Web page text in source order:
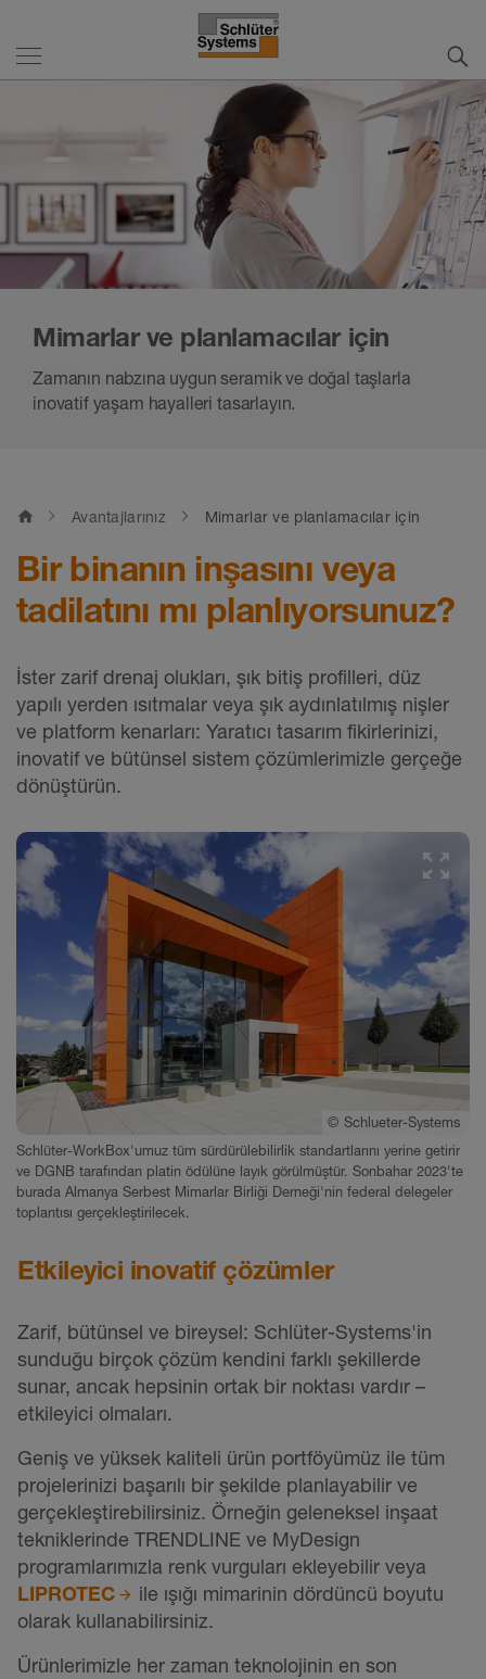
Mimarlar ve planlamacılar için
Zamanın nabzına uygun seramik ve doğal taşlarla
inovatif yaşam hayalleri tasarlayın.
home Avantajlarınız Mimarlar ve planlamacılar için
Bir binanın inşasını veya
tadilatını mı planlıyorsunuz?
İster zarif drenaj olukları, şık bitiş profilleri, düz
yapılı yerden ısıtmalar veya şık aydınlatılmış nişler
ve platform kenarları: Yaratıcı tasarım fikirlerinizi,
inovatif ve bütünsel sistem çözümlerimizle gerçeğe
dönüştürün.
© Schlueter-Systems
Schlüter-WorkBox'umuz tüm sürdürülebilirlik standartlarını yerine getirir
ve DGNB tarafından platin ödülüne layık görülmüştür. Sonbahar 2023'te
burada Almanya Serbest Mimarlar Birliği Derneği'nin federal delegeler
toplantısı gerçekleştirilecek.
Etkileyici inovatif çözümler
Zarif, bütünsel ve bireysel: Schlüter-Systems'in
sunduğu birçok çözüm kendini farklı şekillerde
sunar, ancak hepsinin ortak bir noktası vardır –
etkileyici olmaları.
Geniş ve yüksek kaliteli ürün portföyümüz ile tüm
projelerinizi başarılı bir şekilde planlayabilir ve
gerçekleştirebilirsiniz. Örneğin geleneksel inşaat
tekniklerinde TRENDLINE ve MyDesign
programlarımızla renk vurguları ekleyebilir veya
LIPROTEC
ile ışığı mimarinin dördüncü boyutu
olarak kullanabilirsiniz.
Ürünlerimizle her zaman teknolojinin en son